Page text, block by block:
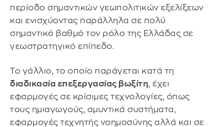
περίοδο σημαντικών γεωπολιτικών εξελίξεων
και ενισχύοντας παράλληλα σε πολύ
σημαντικό βαθμό τον ρόλο της Ελλάδας σε
γεωστρατηγικό επίπεδο.
Το γάλλιο, το οποίο παράγεται κατά τη
διαδικασία επεξεργασίας βωξίτη, έχει
εφαρμογές σε κρίσιμες τεχνολογίες, όπως
τους ημιαγωγούς, αμυντικά συστήματα,
εφαρμογές τεχνητής νοημοσύνης αλλά και σε